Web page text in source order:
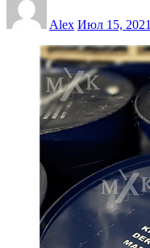
Alex Июл 15, 2021